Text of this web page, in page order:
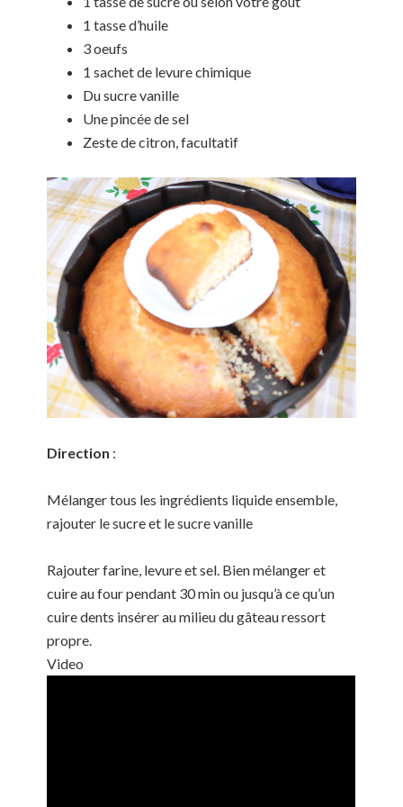
1 tasse d’huile
3 oeufs
1 sachet de levure chimique
Du sucre vanille
Une pincée de sel
Zeste de citron, facultatif
Direction :
Mélanger tous les ingrédients liquide ensemble,
rajouter le sucre et le sucre vanille
Rajouter farine, levure et sel. Bien mélanger et
cuire au four pendant 30 min ou jusqu’à ce qu’un
cuire dents insérer au milieu du gâteau ressort
propre.
Video